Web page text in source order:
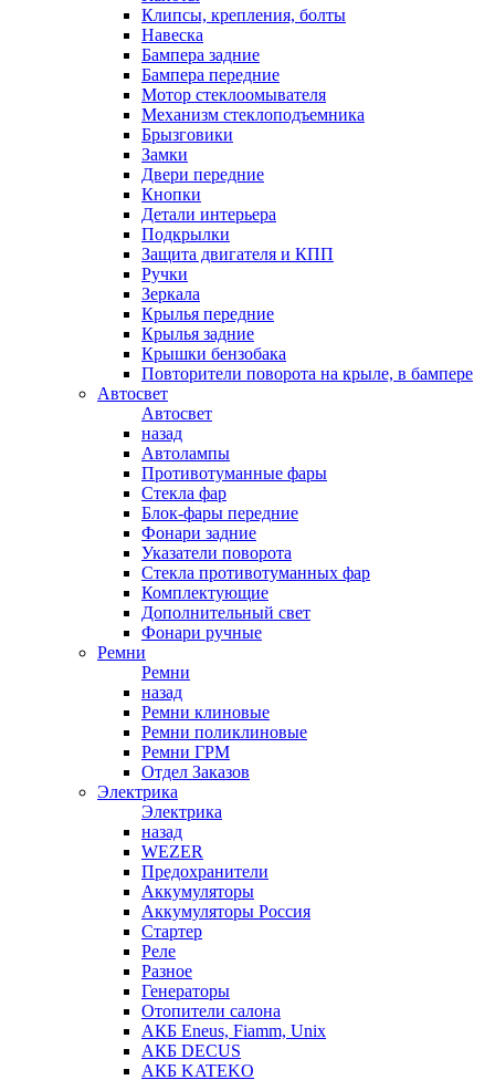
Клипсы, крепления, болты
Навеска
Бампера задние
Бампера передние
Мотор стеклоомывателя
Механизм стеклоподъемника
Брызговики
Замки
Двери передние
Кнопки
Детали интерьера
Подкрылки
Защита двигателя и КПП
Ручки
Зеркала
Крылья передние
Крылья задние
Крышки бензобака
Повторители поворота на крыле, в бампере
Автосвет
Автосвет
назад
Автолампы
Противотуманные фары
Стекла фар
Блок-фары передние
Фонари задние
Указатели поворота
Стекла противотуманных фар
Комплектующие
Дополнительный свет
Фонари ручные
Ремни
Ремни
назад
Ремни клиновые
Ремни поликлиновые
Ремни ГРМ
Отдел Заказов
Электрика
Электрика
назад
WEZER
Предохранители
Аккумуляторы
Аккумуляторы Россия
Стартер
Реле
Разное
Генераторы
Отопители салона
АКБ Eneus, Fiamm, Unix
АКБ DECUS
АКБ KATEKO